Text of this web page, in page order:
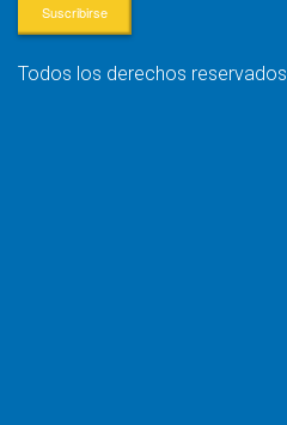
Suscribirse
Todos los derechos reservados